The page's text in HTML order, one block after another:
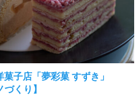
子店「夢彩菓 すずき」
くり】